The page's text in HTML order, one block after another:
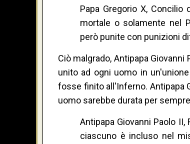
Papa Gregorio X,
mortale o solamente nel
però punite con punizioni
Ciò malgrado, Antipapa
unito ad ogni uomo in
fosse finito all'Inferno. Antipapa
uomo sarebbe durata per
Antipapa Giovanni Paolo
ciascuno è incluso nel